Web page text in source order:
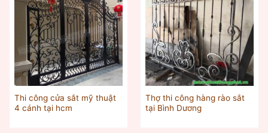
Thi công cửa sắt mỹ thuật
4 cánh tại hcm
Thợ thi công hàng rào sắt
tại Bình Dương